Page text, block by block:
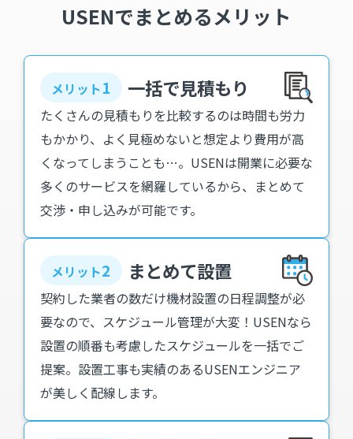
USENでまとめるメリット
メリット1 一括で見積もり
たくさんの見積もりを比較するのは時間も労力
もかかり、よく見極めないと想定より費用が高
くなってしまうことも…。USENは開業に必要な
多くのサービスを網羅しているから、まとめて
交渉・申し込みが可能です。
メリット2 まとめて設置
契約した業者の数だけ機材設置の日程調整が必
要なので、スケジュール管理が大変！USENなら
設置の順番も考慮したスケジュールを一括でご
提案。設置工事も実績のあるUSENエンジニア
が美しく配線します。